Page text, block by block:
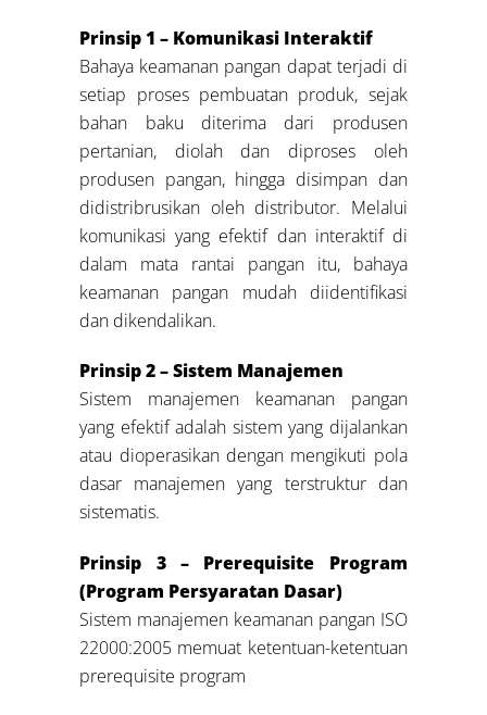
Prinsip 1 – Komunikasi Interaktif
Bahaya keamanan pangan dapat terjadi di
setiap proses pembuatan produk, sejak
bahan baku diterima dari produsen
pertanian, diolah dan diproses oleh
produsen pangan, hingga disimpan dan
didistribrusikan oleh distributor. Melalui
komunikasi yang efektif dan interaktif di
dalam mata rantai pangan itu, bahaya
keamanan pangan mudah diidentifikasi
dan dikendalikan.
Prinsip 2 – Sistem Manajemen
Sistem manajemen keamanan pangan
yang efektif adalah sistem yang dijalankan
atau dioperasikan dengan mengikuti pola
dasar manajemen yang terstruktur dan
sistematis.
Prinsip 3 – Prerequisite Program
(Program Persyaratan Dasar)
Sistem manajemen keamanan pangan ISO
22000:2005 memuat ketentuan-ketentuan
prerequisite program